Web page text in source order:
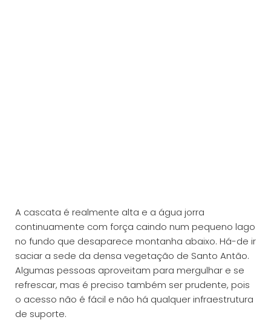
A cascata é realmente alta e a água jorra
continuamente com força caindo num pequeno lago
no fundo que desaparece montanha abaixo. Há-de ir
saciar a sede da densa vegetação de Santo Antão.
Algumas pessoas aproveitam para mergulhar e se
refrescar, mas é preciso também ser prudente, pois
o acesso não é fácil e não há qualquer infraestrutura
de suporte.